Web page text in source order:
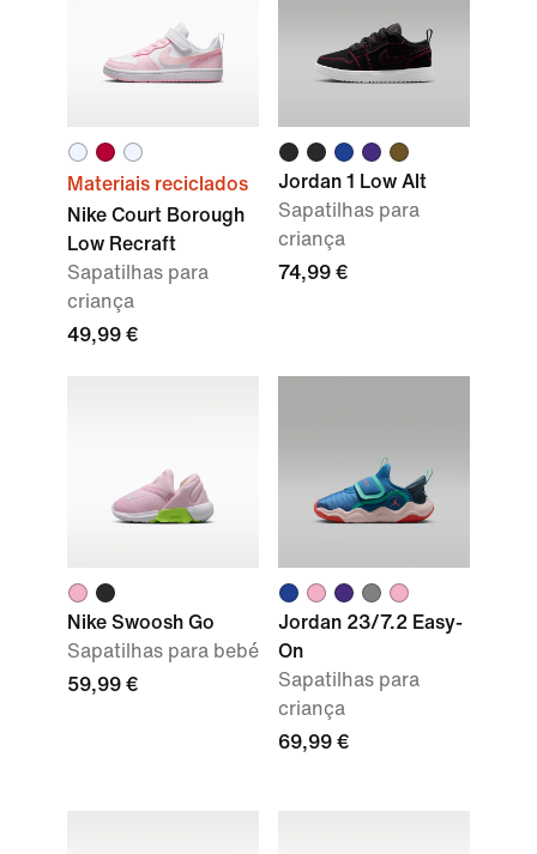
Materiais reciclados
Nike Court Borough
Low Recraft
Sapatilhas para
criança
49,99 €
Jordan 1 Low Alt
Sapatilhas para
criança
74,99 €
Nike Swoosh Go
Sapatilhas para bebé
59,99 €
Jordan 23/7.2 Easy-
On
Sapatilhas para
criança
69,99 €